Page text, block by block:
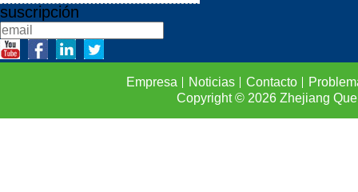
suscripción
Empresa Noticias Contacto
Copyright © 2026Zhejiang